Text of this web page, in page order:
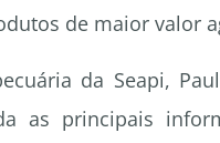
de maior valor
da Seapi,
as principais